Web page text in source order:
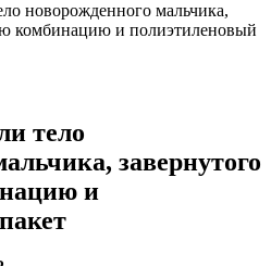
новорожденного мальчика,
комбинацию и полиэтиленовый
тело
завернутого
и